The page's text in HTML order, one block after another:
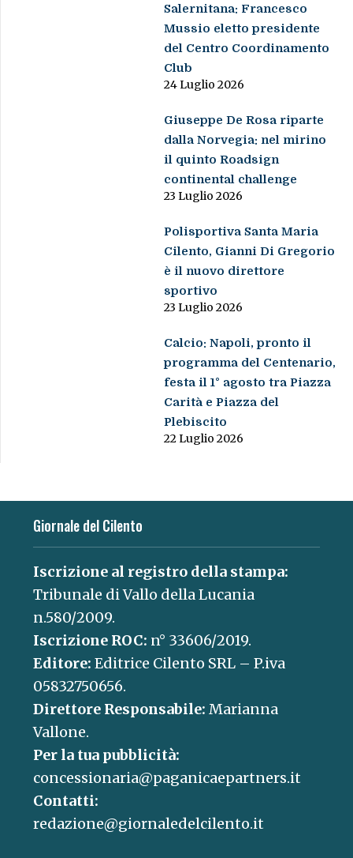
Salernitana: Francesco
Mussio eletto presidente
del Centro Coordinamento
Club
24 Luglio 2026
Giuseppe De Rosa riparte
dalla Norvegia: nel mirino
il quinto Roadsign
continental challenge
23 Luglio 2026
Polisportiva Santa Maria
Cilento, Gianni Di Gregorio
è il nuovo direttore
sportivo
23 Luglio 2026
Calcio: Napoli, pronto il
programma del Centenario,
festa il 1° agosto tra Piazza
Carità e Piazza del
Plebiscito
22 Luglio 2026
Giornale del Cilento
Iscrizione al registro della stampa:
Tribunale di Vallo della Lucania
n.580/2009.
Iscrizione ROC: n° 33606/2019.
Editore: Editrice Cilento SRL – P.iva
05832750656.
Direttore Responsabile: Marianna
Vallone.
Per la tua pubblicità:
concessionaria@paganicaepartners.it
Contatti:
redazione@giornaledelcilento.it